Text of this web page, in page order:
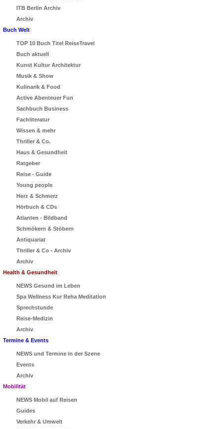
ITB Berlin Archiv
Archiv
Buch Welt
TOP 10 Buch Titel ReiseTravel
Buch aktuell
Kunst Kultur Architektur
Musik & Show
Kulinarik & Food
Active Abenteuer Fun
Sachbuch Business
Fachliteratur
Wissen & mehr
Thriller & Co.
Haus & Gesundheit
Ratgeber
Reise - Guide
Young people
Herz & Schmerz
Hörbuch & CDs
Atlanten - Bildband
Schmökern & Stöbern
Antiquariat
Thriller & Co - Archiv
Archiv
Health & Gesundheit
NEWS Gesund im Leben
Spa Wellness Kur Reha Meditation
Sprechstunde
Reise-Medizin
Archiv
Termine & Events
NEWS und Termine in der Szene
Events
Archiv
Mobilität
NEWS Mobil auf Reisen
Guides
Verkehr & Umwelt